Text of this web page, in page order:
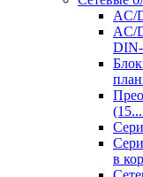
AC/
AC/
в